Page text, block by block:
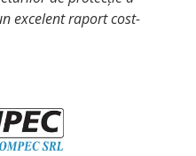
excelent raport cost-